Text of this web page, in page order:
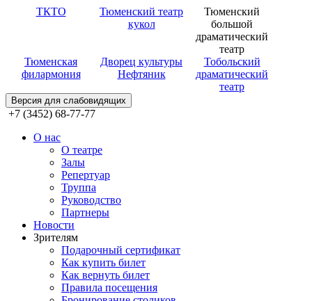
ТКТО
Тюменский театр
кукол
Тюменский
большой
драматический
театр
Тюменская
филармония
Дворец культуры
Нефтяник
Тобольский
драматический
театр
Версия для слабовидящих
+7 (3452) 68-77-77
О нас
О театре
Залы
Репертуар
Труппа
Руководство
Партнеры
Новости
Зрителям
Подарочный сертификат
Как купить билет
Как вернуть билет
Правила посещения